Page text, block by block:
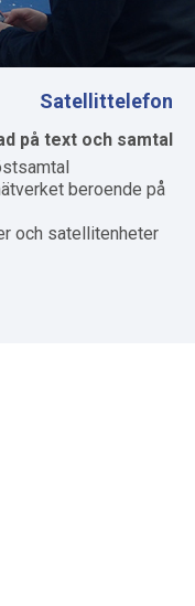
Satellittelefon
på text och samtal.
beroende på
och satellitenheter